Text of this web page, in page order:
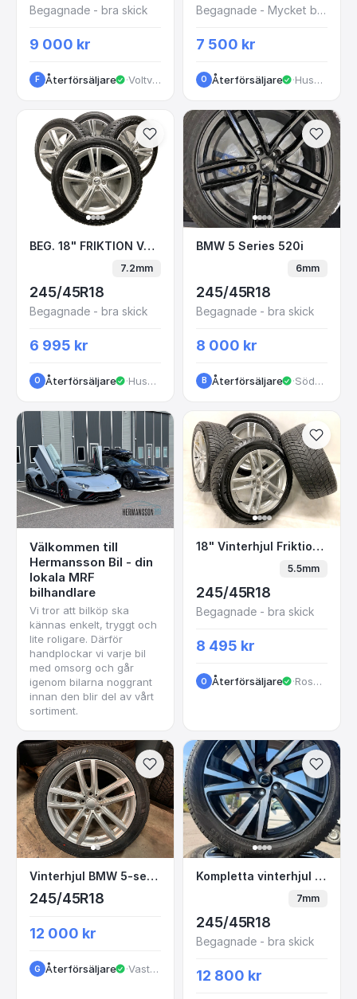
Begagnade - bra skick
9 000 kr
F Återförsäljare · Voltvägen
Begagnade - Mycket bra skick
7 500 kr
O Återförsäljare · Huskvarna
BEG. 18" FRIKTION VOLVO V90 31362839
BEG. 18" FRIKTION VOLVO V90 31362839 5x108 8x18 ET42 63.4 245/45 R18 Nokian Hakka R3+R2
7.2mm
245/45R18
Begagnade - bra skick
6 995 kr
O Återförsäljare · Huskvarna
BMW 5 Series 520i
BMW 5 Series 520i
6mm
245/45R18
Begagnade - bra skick
8 000 kr
B Återförsäljare · Södertälje
Välkommen till
Hermansson Bil - din
lokala MRF
bilhandlare
Vi tror att bilköp ska
kännas enkelt, tryggt och
lite roligare. Därför
handplockar vi varje bil
med omsorg och går
igenom bilarna noggrant
innan den blir del av vårt
sortiment.
18" Vinterhjul Friktion
18" Vinterhjul Friktion Volvo V90 5x108 245/45 R18 MICHELIN
5.5mm
245/45R18
Begagnade - bra skick
8 495 kr
O Återförsäljare · Rosendalagatan
Vinterhjul BMW 5-serie G31 18”
Vinterhjul BMW 5-serie G31 18”
245/45R18
12 000 kr
G Återförsäljare · VastraGotaland
Kompletta vinterhjul
Kompletta vinterhjul Volvo V90 18" Nokian
7mm
245/45R18
Begagnade - bra skick
12 800 kr